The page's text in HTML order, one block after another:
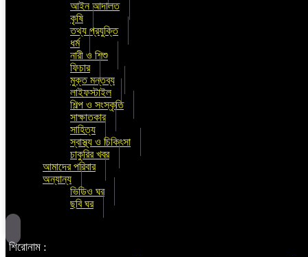
আইন আদালত
কৃষি
তথ্য প্রযুক্তি
ধর্ম
নারী ও শিশু
ফিচার
মুক্ত মন্তব্য
লাইফস্টাইল
শিল্প ও সংস্কৃতি
সাক্ষাতকার
সাহিত্য
স্বাস্থ্য ও চিকিৎসা
চাকুরির খবর
আমাদের পরিবার
অন্যান্য
ভিডিও ঘর
ছবি ঘর
শিরোনাম :